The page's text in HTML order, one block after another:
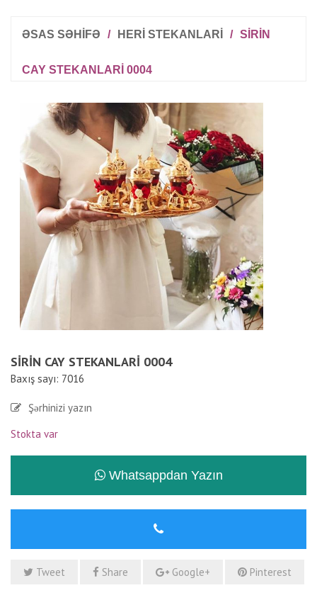
ƏSAS SƏHİFƏ / HERI STEKANLARI / SIRIN
CAY STEKANLARI 0004
SIRIN CAY STEKANLARI 0004
Baxış sayı: 7016
Şərhinizi yazın
Stokta var
Whatsappdan Yazın
Tweet Share Google+ Pinterest